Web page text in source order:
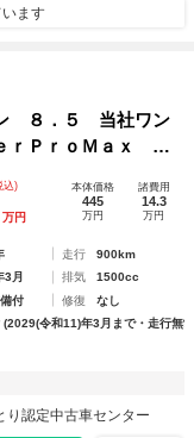
ます
８．５ 当社ワン
ｒＰｒｏＭａｘ Ａ
ンドビューモニタ
ＥａｓｙＯｐｅｎ
込)
万円
本体価格
445
万円
諸費用
14.3
万円
走行
900km
3月 排気
1500cc
付 修復
なし
(2029(令和11)年3月まで・走行無
り認定中古車センター